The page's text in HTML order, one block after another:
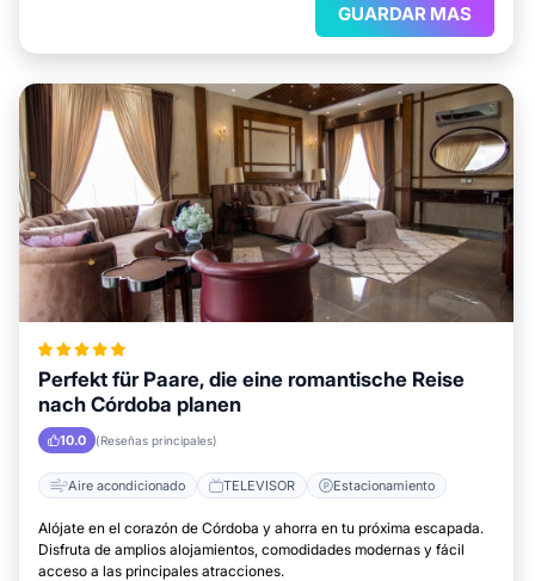
GUARDAR MAS
Perfekt für Paare, die eine romantische Reise
nach Córdoba planen
10.0 (Reseñas principales)
Aire acondicionado TELEVISOR Estacionamiento
Alójate en el corazón de Córdoba y ahorra en tu próxima escapada.
Disfruta de amplios alojamientos, comodidades modernas y fácil
acceso a las principales atracciones.